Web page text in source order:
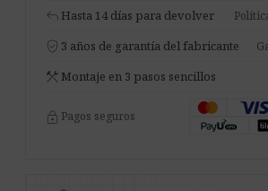
reply Hasta 14 días para devolver
verified_user 3 años de garantía del fabricante
construction Montaje en 3 pasos sencillos
lock Pagos seguros